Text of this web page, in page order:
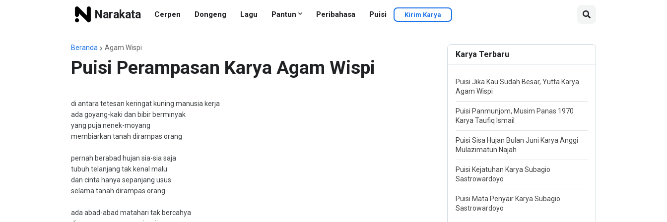
Narakata Cerpen Dongeng Lagu Pantun Peribahasa Puisi Kirim Karya
Beranda Agam Wispi
Puisi Perampasan Karya Agam Wispi
di antara tetesan keringat kuning manusia kerja
ada goyang-kaki dan bibir berminyak
yang puja nenek-moyang
membiarkan tanah dirampas orang
pernah berabad hujan sia-sia saja
tubuh telanjang tak kenal malu
dan cinta hanya sepanjang usus
selama tanah dirampas orang
ada abad-abad matahari tak bercahya
Karya Terbaru
Puisi Jika Kau Sudah Besar, Yutta Karya
Agam Wispi
Puisi Panmunjom, Musim Panas 1970
Karya Taufiq Ismail
Puisi Sisa Hujan Bulan Juni Karya Anggi
Mulazimatun Najah
Puisi Kejatuhan Karya Subagio
Sastrowardoyo
Puisi Mata Penyair Karya Subagio
Sastrowardoyo